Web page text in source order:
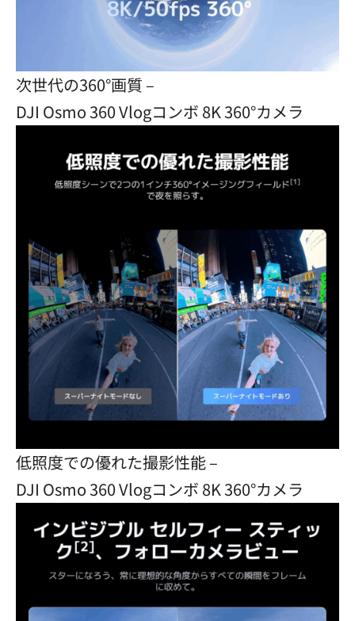
次世代の360°画質 –
DJI Osmo 360 Vlogコンボ 8K 360°カメラ
低照度での優れた撮影性能 –
DJI Osmo 360 Vlogコンボ 8K 360°カメラ